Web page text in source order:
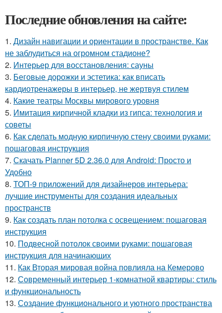
Последние обновления на сайте:
1. Дизайн навигации и ориентации в пространстве. Как
не заблудиться на огромном стадионе?
2. Интерьер для восстановления: сауны
3. Беговые дорожки и эстетика: как вписать
кардиотренажеры в интерьер, не жертвуя стилем
4. Какие театры Москвы мирового уровня
5. Имитация кирпичной кладки из гипса: технология и
советы
6. Как сделать модную кирпичную стену своими руками:
пошаговая инструкция
7. Скачать Planner 5D 2.36.0 для Android: Просто и
Удобно
8. ТОП-9 приложений для дизайнеров интерьера:
лучшие инструменты для создания идеальных
пространств
9. Как создать план потолка с освещением: пошаговая
инструкция
10. Подвесной потолок своими руками: пошаговая
инструкция для начинающих
11. Как Вторая мировая война повлияла на Кемерово
12. Современный интерьер 1-комнатной квартиры: стиль
и функциональность
13. Создание функционального и уютного пространства